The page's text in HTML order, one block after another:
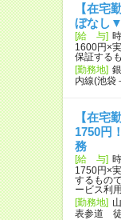
【在宅
ぼなし
[給 与]
1600円×
保証する
[勤務地]
内線(池
【在宅
1750円
務
[給 与]
1750円×
するもの
ービス利
[勤務地]
表参道